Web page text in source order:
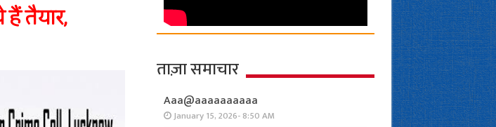
तैयार,
ताज़ा समाचार
Aaa@aaaaaaaaaa
January 15, 2026- 8:50 AM